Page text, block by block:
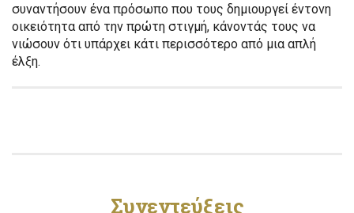
συναντήσουν ένα πρόσωπο που τους δημιουργεί έντονη
οικειότητα από την πρώτη στιγμή, κάνοντάς τους να
νιώσουν ότι υπάρχει κάτι περισσότερο από μια απλή
έλξη.
Συνεντεύξεις